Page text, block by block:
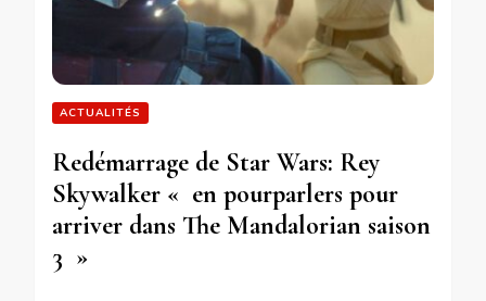
ACTUALITÉS
Redémarrage de Star Wars: Rey
Skywalker « en pourparlers pour
arriver dans The Mandalorian saison
3 »